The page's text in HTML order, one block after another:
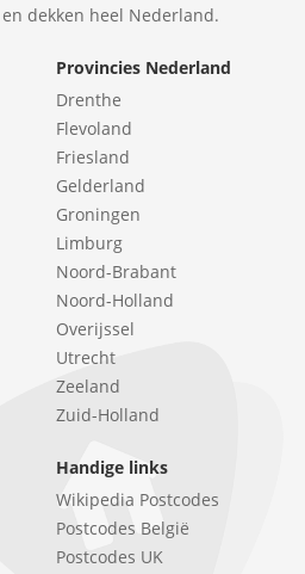
dekken heel Nederland.
Provincies Nederland
Drenthe
Flevoland
Friesland
Gelderland
Groningen
Limburg
Noord-Brabant
Noord-Holland
Overijssel
Utrecht
Zeeland
Zuid-Holland
Handige links
Wikipedia Postcodes
Postcodes België
Postcodes UK